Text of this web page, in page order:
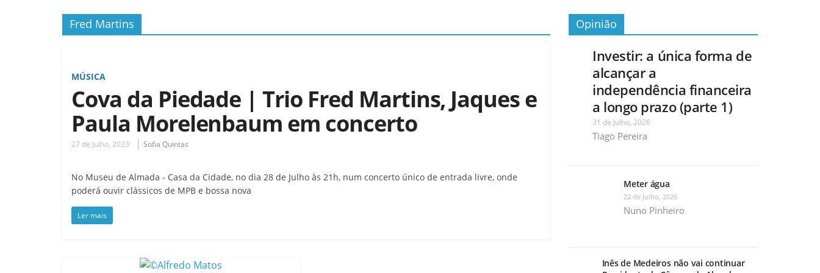
Fred Martins
MÚSICA
Cova da Piedade | Trio Fred Martins, Jaques e
Paula Morelenbaum em concerto
27 de Julho, 2023 Sofia Quintas
No Museu de Almada - Casa da Cidade, no dia 28 de Julho às 21h, num concerto único de entrada livre, onde
poderá ouvir clássicos de MPB e bossa nova
Ler mais
Opinião
Investir: a única forma de
alcançar a
independência financeira
a longo prazo (parte 1)
31 de Julho, 2026
Tiago Pereira
Meter água
22 de Julho, 2026
Nuno Pinheiro
Inês de Medeiros não vai continuar